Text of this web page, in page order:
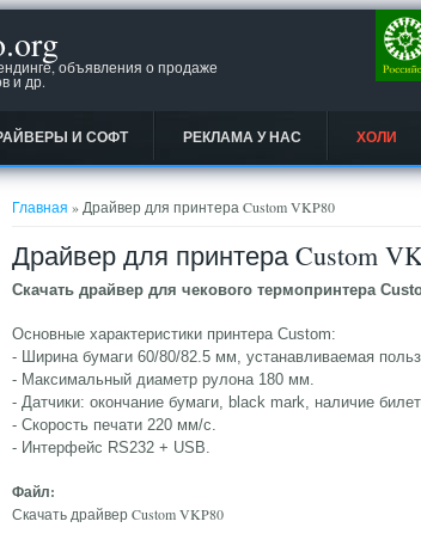
объявления о продаже
и др.
И СОФТ РЕКЛАМА У НАС ХОЛИ
Вы здесь
Главная » Драйвер для принтера Custom VKP80
Драйвер для принтера Custom
Скачать драйвер для чекового термопринтера
Основные характеристики принтера Custom:
- Ширина бумаги 60/80/82.5 мм, устанавливаемая
- Максимальный диаметр рулона 180 мм.
- Датчики: окончание бумаги, black mark, наличие
- Скорость печати 220 мм/с.
- Интерфейс RS232 + USB.
Файл:
Скачать драйвер Custom VKP80